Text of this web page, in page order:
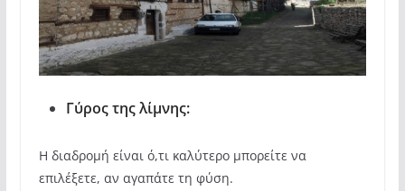
Γύρος της λίμνης:
Η διαδρομή είναι ό,τι καλύτερο μπορείτε να
επιλέξετε, αν αγαπάτε τη φύση.